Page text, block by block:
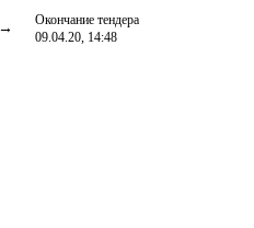
Окончание тендера
09.04.20, 14:48